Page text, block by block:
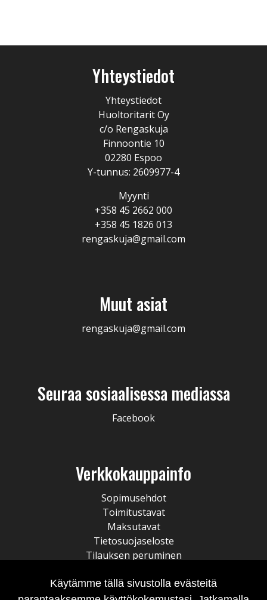
Yhteystiedot
Yhteystiedot
Huoltoritarit Oy
c/o Rengaskuja
Finnoontie 10
02280 Espoo
Y-tunnus: 2609977-4
Myynti
+358 45 2662 000
+358 45 1826 013
rengaskuja@gmail.com
Muut asiat
rengaskuja@gmail.com
Seuraa sosiaalisessa mediassa
Facebook
Verkkokauppainfo
Sopimusehdot
Toimitustavat
Maksutavat
Tietosuojaseloste
Tilauksen peruminen
Käytämme tällä sivustolla evästeitä